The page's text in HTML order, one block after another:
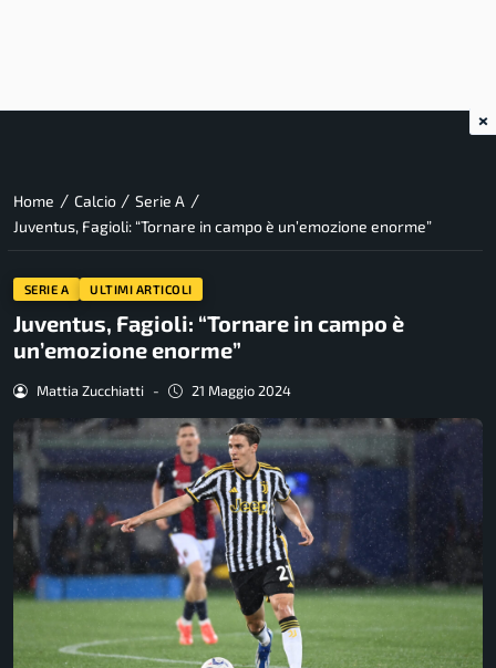
Home / Calcio / Serie A /
Juventus, Fagioli: “Tornare in campo è un’emozione enorme”
SERIE A ULTIMI ARTICOLI
Juventus, Fagioli: “Tornare in campo è
un’emozione enorme”
Mattia Zucchiatti - 21 Maggio 2024
×